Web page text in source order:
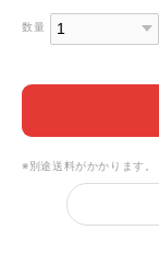
数量
※別途送料がかかります。